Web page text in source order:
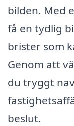
bilden. Med
få en tydlig
brister som
Genom att
du tryggt
beslut.